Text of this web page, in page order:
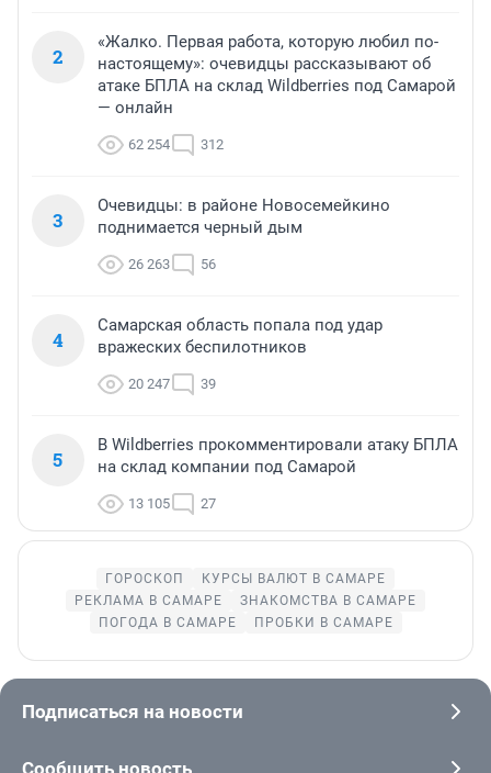
2
«Жалко. Первая работа, которую любил по-
настоящему»: очевидцы рассказывают об
атаке БПЛА на склад Wildberries под Самарой
— онлайн
62 254 312
3
Очевидцы: в районе Новосемейкино
поднимается черный дым
26 263 56
4
Самарская область попала под удар
вражеских беспилотников
20 247 39
5
В Wildberries прокомментировали атаку БПЛА
на склад компании под Самарой
13 105 27
ГОРОСКОП
КУРСЫ ВАЛЮТ В САМАРЕ
РЕКЛАМА В САМАРЕ
ЗНАКОМСТВА В САМАРЕ
ПОГОДА В САМАРЕ
ПРОБКИ В САМАРЕ
Подписаться на новости
Сообщить новость